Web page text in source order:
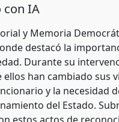
con IA
y Memoria
destacó la
Durante su
han cambiado sus
y la necesidad
del Estado.